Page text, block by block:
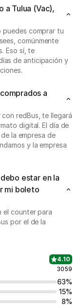
a Tulua (Vac),
puedes comprar tu
comúnmente
Eso sí, te
de anticipación y
a
redBus, te llegará
digital. El día de
la empresa de
y la empresa
estar en la
mi boleto
el counter para
por el de la
4.10
3059
63%
15%
8%